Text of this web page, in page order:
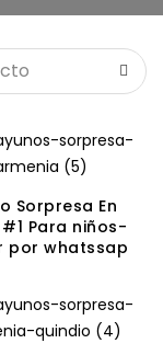
Sorpresa En
Para niños-
por whatssap